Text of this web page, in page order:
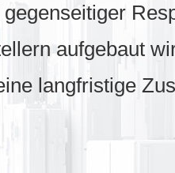
aufgebaut
langfristige